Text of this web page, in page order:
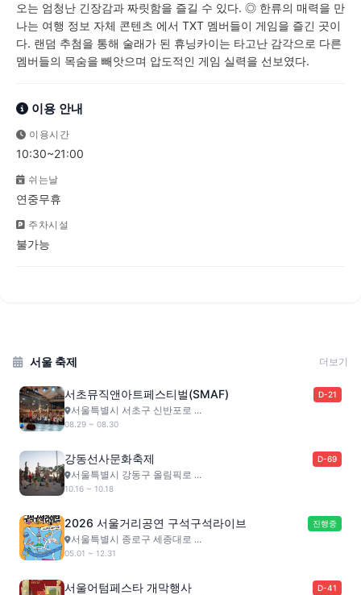
오는 엄청난 긴장감과 짜릿함을 즐길 수 있다. ◎ 한류의 매력을 만
나는 여행 정보 자체 콘텐츠 에서 TXT 멤버들이 게임을 즐긴 곳이
다. 랜덤 추첨을 통해 술래가 된 휴닝카이는 타고난 감각으로 다른
멤버들의 목숨을 빼앗으며 압도적인 게임 실력을 선보였다.
이용 안내
이용시간
10:30~21:00
쉬는날
연중무휴
주차시설
불가능
서울 축제 더보기
서초뮤직앤아트페스티벌(SMAF) D-21
서울특별시 서초구 신반포로 ...
08.29 ~ 08.30
강동선사문화축제 D-69
서울특별시 강동구 올림픽로 ...
10.16 ~ 10.18
2026 서울거리공연 구석구석라이브 진행중
서울특별시 종로구 세종대로 ...
05.01 ~ 12.31
서울어텀페스타 개막행사 D-41